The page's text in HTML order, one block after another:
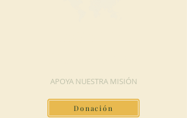
APOYA NUESTRA MISIÓN
Donación